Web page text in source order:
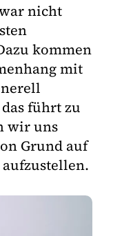
nicht
kommen
mit
führt zu
wir uns
Grund auf